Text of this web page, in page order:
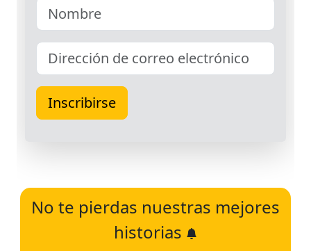
No te pierdas nuestras mejores
historias